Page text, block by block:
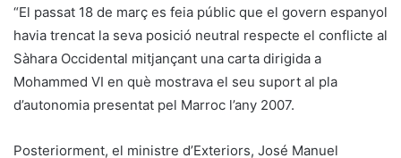
“El passat 18 de març es feia públic que el govern espanyol
havia trencat la seva posició neutral respecte el conflicte al
Sàhara Occidental mitjançant una carta dirigida a
Mohammed VI en què mostrava el seu suport al pla
d’autonomia presentat pel Marroc l’any 2007.
Posteriorment, el ministre d’Exteriors, José Manuel